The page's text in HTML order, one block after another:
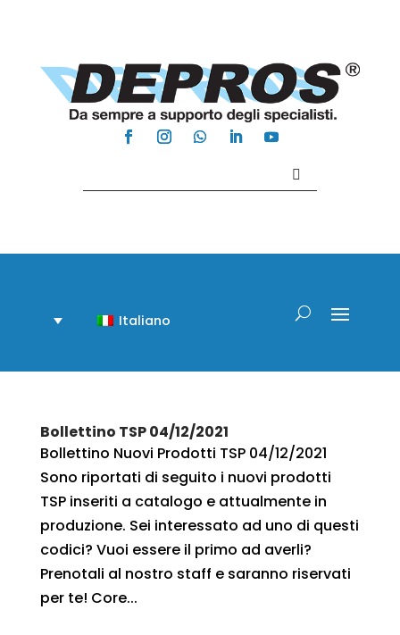
Italiano
Bollettino TSP 04/12/2021
Bollettino Nuovi Prodotti TSP 04/12/2021
Sono riportati di seguito i nuovi prodotti
TSP inseriti a catalogo e attualmente in
produzione. Sei interessato ad uno di questi
codici? Vuoi essere il primo ad averli?
Prenotali al nostro staff e saranno riservati
per te! Core...